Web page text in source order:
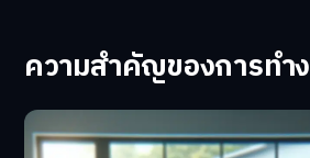
ความสำคัญของการทำ